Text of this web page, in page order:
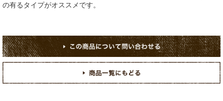
の有るタイプがオススメです。